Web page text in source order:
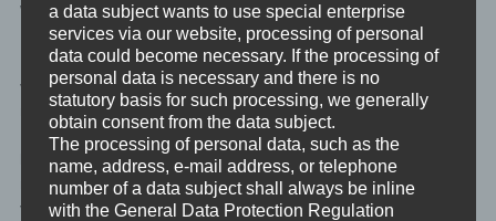
Welch tragisches Schicksal?
Nun ja. Mein persönliches tragisches Schicksal ist: Ich bin
vollständig mit Moderna geimpft. Warum? Ich bin zu bequem, um
mich ständig testen zu lassen und mich anders einzuschränken.
Nein, ich habe keine Angst vor dem Virus. Und nein, ich habe
keine Angst vor der Impfung. Und noch mal nein, ich bin sicher
nicht uninformiert. Der letzte IQ-Test, den ich gemacht habe, hat
vor ein paar Jahren dort ausgeschlagen, wo die Kurve im oberen
a data subject wants to use special enterprise
services via our website, processing of personal
data could become necessary. If the processing of
personal data is necessary and there is no
statutory basis for such processing, we generally
obtain consent from the data subject.
The processing of personal data, such as the
name, address, e-mail address, or telephone
number of a data subject shall always be inline
with the General Data Protection Regulation